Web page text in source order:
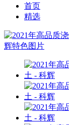
首页
精选